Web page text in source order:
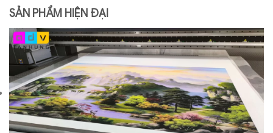
SẢN PHẨM HIỆN ĐẠI